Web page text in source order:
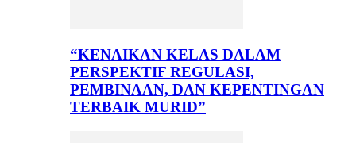
“KENAIKAN KELAS DALAM
PERSPEKTIF REGULASI,
PEMBINAAN, DAN KEPENTINGAN
TERBAIK MURID”